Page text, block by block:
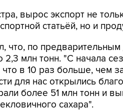
вырос экспорт не
статьёй, но и
что, по
2,3 млн тонн. "С начала
что в 10 раз больше, чем
для нас открылись
более 51 млн тонн и
сахара".